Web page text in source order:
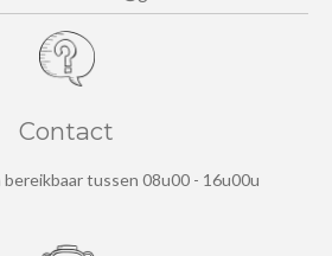
Contact
tussen 08u00 - 16u00u